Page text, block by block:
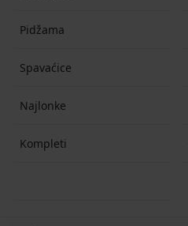
Pidžama
Spavaćice
Najlonke
Kompleti